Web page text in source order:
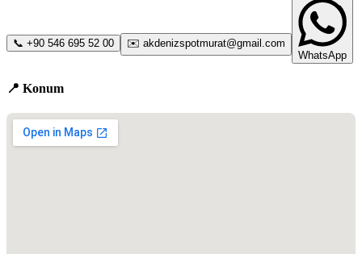
📞 +90 546 695 52 00 ✉️ akdenizspotmurat@gmail.com
WhatsApp
📍 Konum